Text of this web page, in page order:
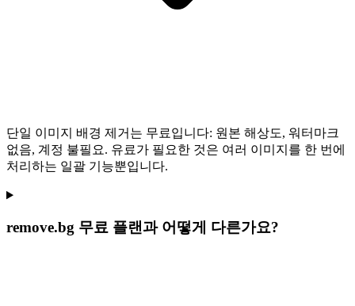
단일 이미지 배경 제거는 무료입니다: 원본 해상도, 워터마크
없음, 계정 불필요. 유료가 필요한 것은 여러 이미지를 한 번에
처리하는 일괄 기능뿐입니다.
remove.bg 무료 플랜과 어떻게 다른가요?